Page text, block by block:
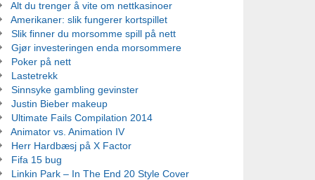
Alt du trenger å vite om nettkasinoer
Amerikaner: slik fungerer kortspillet
Slik finner du morsomme spill på nett
Gjør investeringen enda morsommere
Poker på nett
Lastetrekk
Sinnsyke gambling gevinster
Justin Bieber makeup
Ultimate Fails Compilation 2014
Animator vs. Animation IV
Herr Hardbæsj på X Factor
Fifa 15 bug
Linkin Park – In The End 20 Style Cover